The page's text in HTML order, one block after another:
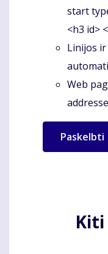
start
<h3 id>
Linijos
Web